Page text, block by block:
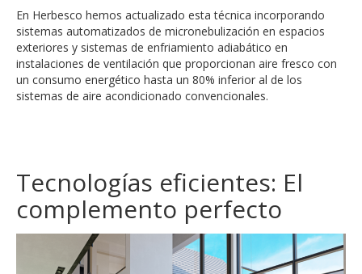
En Herbesco hemos actualizado esta técnica incorporando
sistemas automatizados de micronebulización en espacios
exteriores y sistemas de enfriamiento adiabático en
instalaciones de ventilación que proporcionan aire fresco con
un consumo energético hasta un 80% inferior al de los
sistemas de aire acondicionado convencionales.
Tecnologías eficientes: El
complemento perfecto